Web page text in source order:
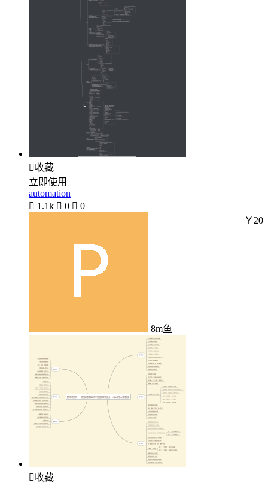
收藏
立即使用
automation
 1.1k  0  0
8m鱼
￥20
收藏